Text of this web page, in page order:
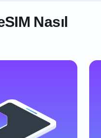
Nasıl